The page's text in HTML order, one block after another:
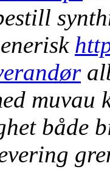
muvau
både